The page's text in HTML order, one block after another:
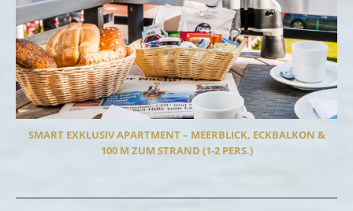
SMART EXKLUSIV APARTMENT – MEERBLICK, ECKBALKON &
100 M ZUM STRAND (1-2 PERS.)